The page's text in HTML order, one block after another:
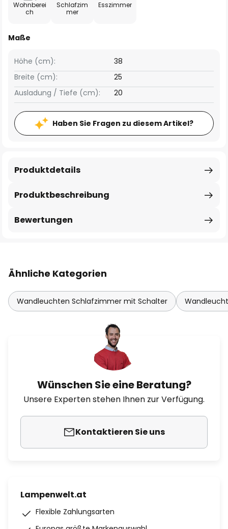
Wohnberei
ch
Schlafzim
mer
Esszimmer
Maße
Breite (cm): 25
Höhe (cm): 38
Ausladung / Tiefe (cm): 20
Haben Sie Fragen zu diesem Artikel?
Produktbeschreibung
Produktdetails
Bewertungen
Ähnliche Kategorien
Wandleuchten Schlafzimmer mit Schalter
Wünschen Sie eine Beratung?
Unsere Experten stehen Ihnen zur Verfügung.
Kontaktieren Sie uns
Lampenwelt.at
Flexible Zahlungsarten